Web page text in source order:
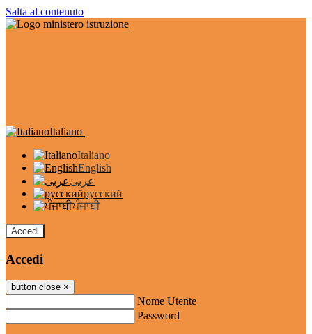
Salta al contenuto
Italiano
Italiano
English
عربى
русский
ਪੰਜਾਬੀ
Accedi
Accedi
button close ×
Nome Utente
Password